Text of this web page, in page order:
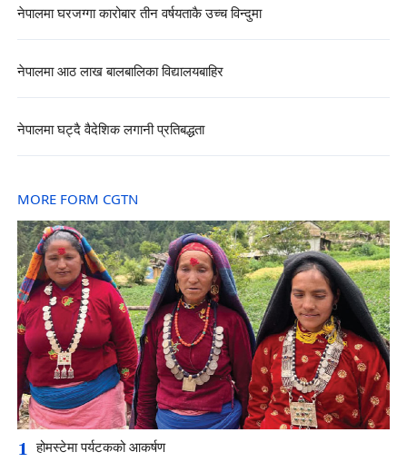
नेपालमा घरजग्गा कारोबार तीन वर्षयताकै उच्च विन्दुमा
नेपालमा आठ लाख बालबालिका विद्यालयबाहिर
नेपालमा घट्दै वैदेशिक लगानी प्रतिबद्धता
MORE FORM CGTN
1 होमस्टेमा पर्यटकको आकर्षण